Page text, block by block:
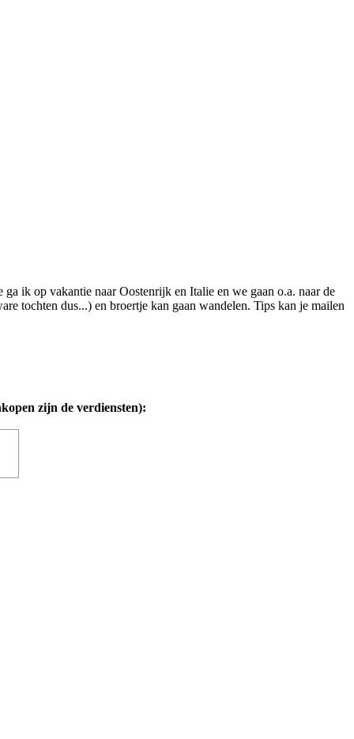
ik op vakantie naar Oostenrijk en Italie en we gaan o.a. naar de
tochten dus...) en broertje kan gaan wandelen. Tips kan je mailen
zijn de verdiensten):